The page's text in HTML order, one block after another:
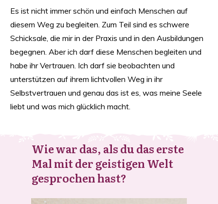
Es ist nicht immer schön und einfach Menschen auf
diesem Weg zu begleiten. Zum Teil sind es schwere
Schicksale, die mir in der Praxis und in den Ausbildungen
begegnen. Aber ich darf diese Menschen begleiten und
habe ihr Vertrauen. Ich darf sie beobachten und
unterstützen auf ihrem lichtvollen Weg in ihr
Selbstvertrauen und genau das ist es, was meine Seele
liebt und was mich glücklich macht.
Wie war das, als du das erste
Mal mit der geistigen Welt
gesprochen hast?